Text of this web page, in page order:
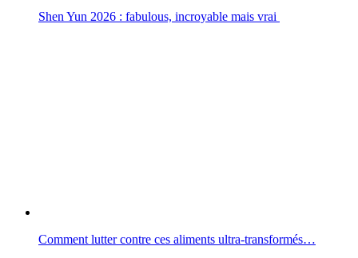
Shen Yun 2026 : fabulous, incroyable mais vrai
Comment lutter contre ces aliments ultra-transformés…